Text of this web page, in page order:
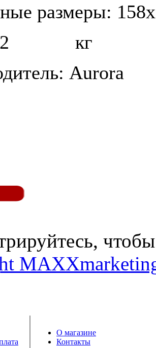
размеры:
кг
Aurora
О магазине
Контакты